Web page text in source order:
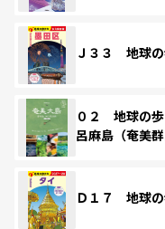
Ｊ３３ 地球
０２ 地球の
呂麻島（奄美
Ｄ１７ 地球